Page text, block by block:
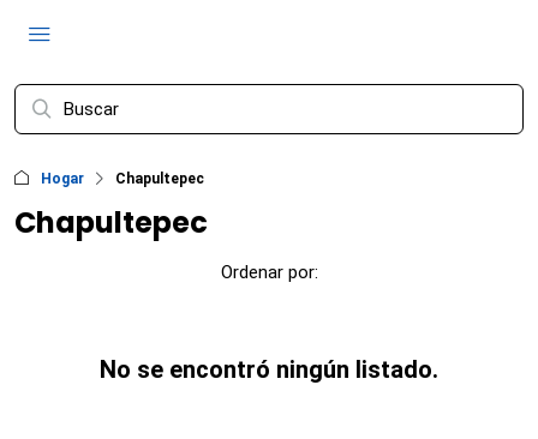
Hogar Chapultepec
Chapultepec
Ordenar por:
No se encontró ningún listado.